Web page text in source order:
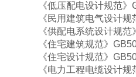
《低压配电设计规范
《民用建筑电气设计规
《供配电系统设计规
《住宅建筑规范》
《住宅设计规范》
《电力工程电缆设计